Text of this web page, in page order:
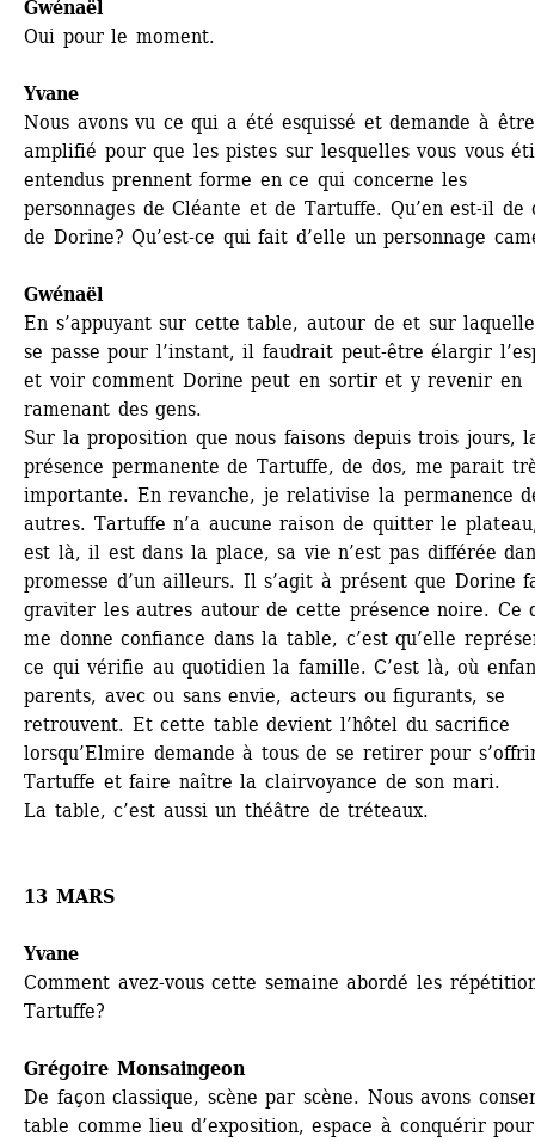
Gwénaël
Oui pour le moment.
Yvane
Nous avons vu ce qui a été esquissé et demande à être
amplifié pour que les pistes sur lesquelles vous vous
entendus prennent forme en ce qui concerne les
personnages de Cléante et de Tartuffe. Qu’en est-il de
de Dorine? Qu’est-ce qui fait d’elle un personnage
Gwénaël
En s’appuyant sur cette table, autour de et sur
se passe pour l’instant, il faudrait peut-être élargir
et voir comment Dorine peut en sortir et y revenir en
ramenant des gens.
Sur la proposition que nous faisons depuis trois jours,
présence permanente de Tartuffe, de dos, me parait
importante. En revanche, je relativise la permanence
autres. Tartuffe n’a aucune raison de quitter le
est là, il est dans la place, sa vie n’est pas différée
promesse d’un ailleurs. Il s’agit à présent que Dorine
graviter les autres autour de cette présence noire. Ce
me donne confiance dans la table, c’est qu’elle
ce qui vérifie au quotidien la famille. C’est là, où
parents, avec ou sans envie, acteurs ou figurants, se
retrouvent. Et cette table devient l’hôtel du sacrifice
lorsqu’Elmire demande à tous de se retirer pour
Tartuffe et faire naître la clairvoyance de son mari.
La table, c’est aussi un théâtre de tréteaux.
13 MARS
Yvane
Comment avez-vous cette semaine abordé les
Tartuffe?
Grégoire Monsaingeon
De façon classique, scène par scène. Nous avons
table comme lieu d’exposition, espace à conquérir pour